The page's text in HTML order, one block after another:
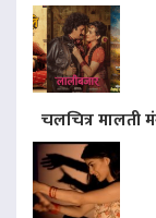
चलचित्र मालती